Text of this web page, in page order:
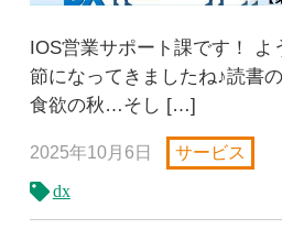
IOS営業サポート課です！
節になってきましたね♪読書
食欲の秋…そし […]
2025年10月6日 サービス
dx